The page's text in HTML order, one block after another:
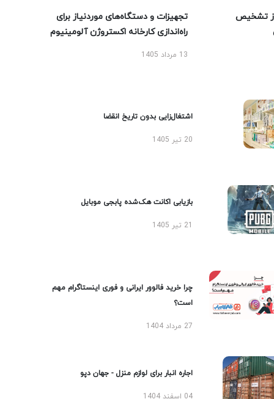
تشخیص
تجهیزات و دستگاه‌های موردنیاز برای
راه‌اندازی کارخانه اکستروژن آلومینیوم
13 مرداد 1405
اشتغال‌زایی بدون تاریخ انقضا
20 تیر 1405
بازیابی اکانت هک‌شده پابجی موبایل
چرا خرید فالوور ایرانی و فوری اینستاگرام مهم
است؟
27 مرداد 1404
اجاره انبار برای لوازم منزل - جهان دپو
04 اسفند 1404